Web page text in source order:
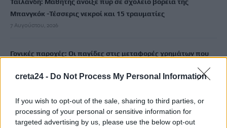
creta24 - Do Not Process My Personal Information
If you wish to opt-out of the sale, sharing to third parties, or
processing of your personal or sensitive information for
targeted advertising by us, please use the below opt-out
Μπανγκόκ -Τέσσερις νεκροί και 15 τραυματίες
7 Αυγούστου, 2026
Γονικές παροχές: Οι παγίδες στις μεταφορές χρημάτων που
7 Αυγούστου, 2026
Αεροδρόμιο Καστελλίου: Σήμερα οι υπογραφές για τα ραντάρ
7 Αυγούστου, 2026